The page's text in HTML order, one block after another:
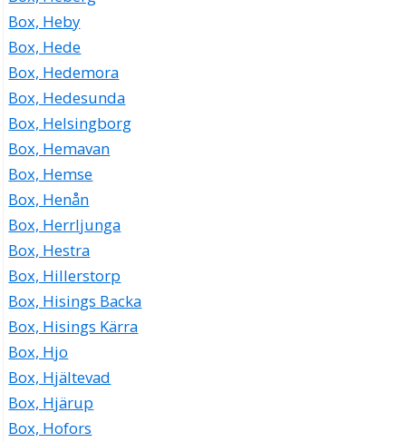
Box, Heby
Box, Hede
Box, Hedemora
Box, Hedesunda
Box, Helsingborg
Box, Hemavan
Box, Hemse
Box, Henån
Box, Herrljunga
Box, Hestra
Box, Hillerstorp
Box, Hisings Backa
Box, Hisings Kärra
Box, Hjo
Box, Hjältevad
Box, Hjärup
Box, Hofors